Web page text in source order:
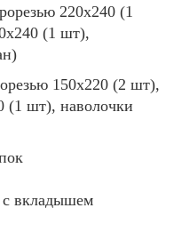
220х240 (1
(1 шт),
150х220 (2 шт),
(1 шт), наволочки
вкладышем